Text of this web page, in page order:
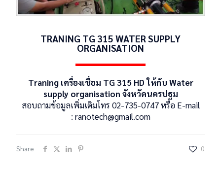
TRANING TG 315 WATER SUPPLY
ORGANISATION
Traning เครื่องเชื่อม TG 315 HD ให้กับ Water
supply organisation จังหวัดนครปฐม
สอบถามข้อมูลเพิ่มเติมโทร 02-735-0747 หรือ E-mail
: ranotech@gmail.com
Share 0